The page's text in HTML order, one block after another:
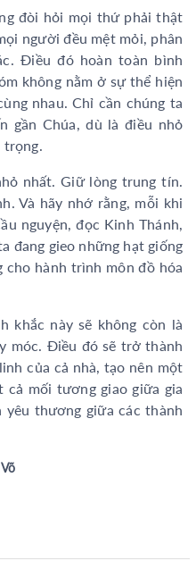
đòi hỏi mọi thứ phải thật
người đều mệt mỏi, phân
Điều đó hoàn toàn bình
không nằm ở sự thể hiện
nhau. Chỉ cần chúng ta
gần Chúa, dù là điều nhỏ
nhất. Giữ lòng trung tín.
Và hãy nhớ rằng, mỗi khi
nguyện, đọc Kinh Thánh,
đang gieo những hạt giống
cho hành trình môn đồ hóa
khắc này sẽ không còn là
móc. Điều đó sẽ trở thành
của cả nhà, tạo nên một
cả mối tương giao giữa gia
thương giữa các thành